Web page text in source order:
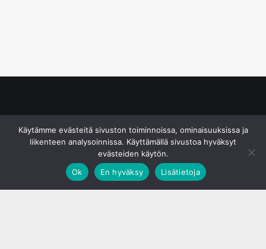
Käytämme evästeitä sivuston toiminnoissa, ominaisuuksissa ja
liikenteen analysoinnissa. Käyttämällä sivustoa hyväksyt
evästeiden käytön.
Ok
En hyväksy Lisätietoja